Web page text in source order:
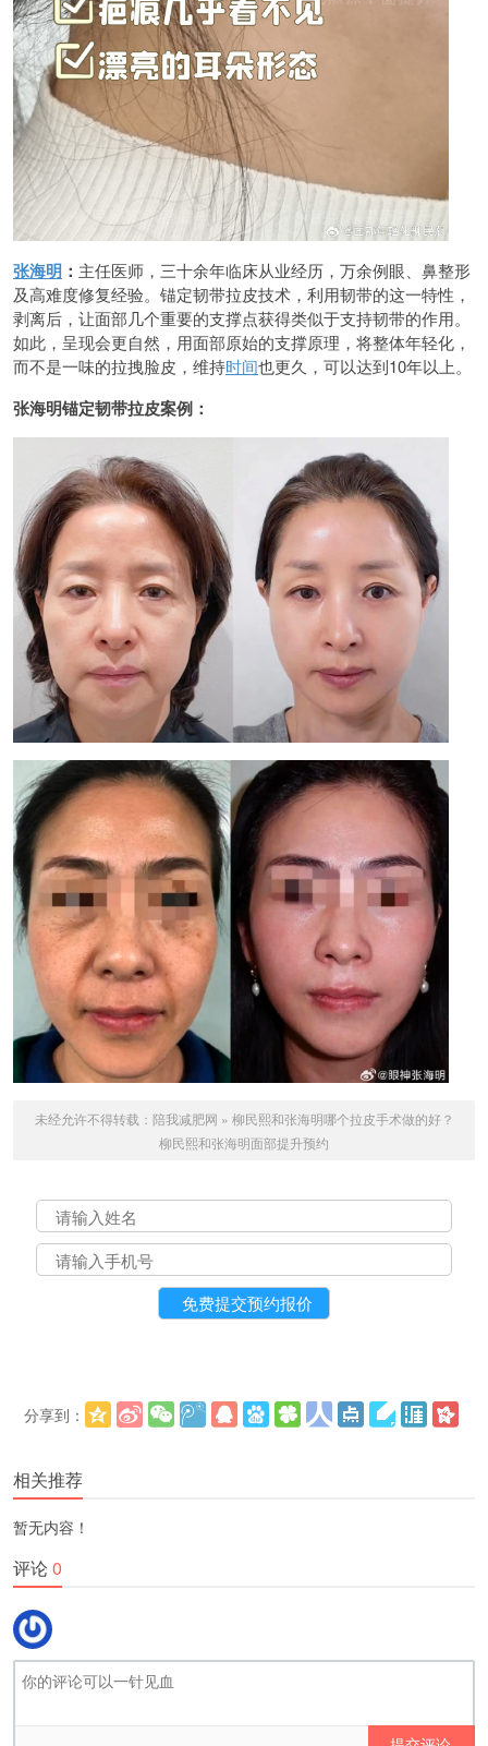
张海明 ： 主任医师，三十余年临床从业经历，万余例眼、鼻整形
及高难度修复经验。锚定韧带拉皮技术，利用韧带的这一特性，
剥离后，让面部几个重要的支撑点获得类似于支持韧带的作用。
如此，呈现会更自然，用面部原始的支撑原理，将整体年轻化，
而不是一味的拉拽脸皮，维持时间也更久，可以达到10年以上。
张海明锚定韧带拉皮案例：
未经允许不得转载： 陪我减肥网 » 柳民熙和张海明哪个拉皮手术做的好？
柳民熙和张海明面部提升预约
分享到：
相关推荐
暂无内容！
评论0